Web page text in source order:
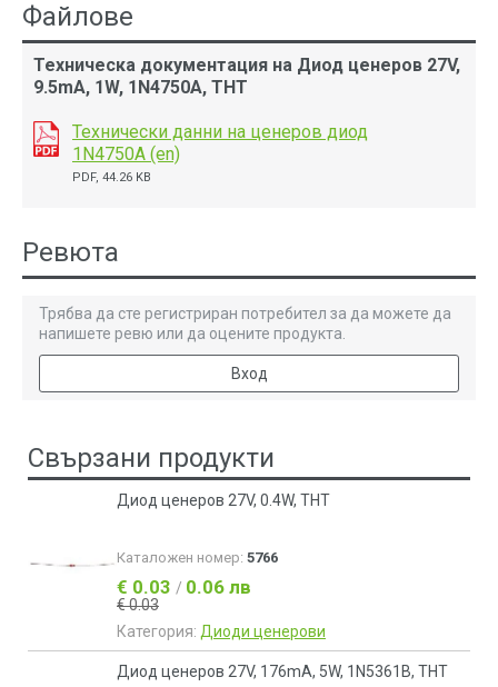
Файлове
Техническа документация на Диод ценеров 27V,
9.5mA, 1W, 1N4750A, THT
Технически данни на ценеров диод
1N4750A (en)
PDF, 44.26 KB
Ревюта
Трябва да сте регистриран потребител за да можете да
напишете ревю или да оцените продукта.
Вход
Свързани продукти
Диод ценеров 27V, 0.4W, THT
Каталожен номер: 5766
€ 0.03 / 0.06 лв
€ 0.03
Категория: Диоди ценерови
Диод ценеров 27V, 176mA, 5W, 1N5361B, THT